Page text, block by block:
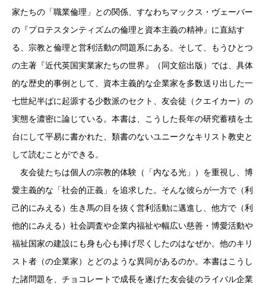
家たちの「職業倫理」との関係、すなわちマックス・ヴェーバー
の『プロテスタンティズムの倫理と資本主義の精神』に直結す
る、宗教と倫理と営利活動の問題系にある。そして、もうひとつ
の主著『近代英国実業家たちの世界』（同文舘出版）では、具体
的な歴史的事例として、資本主義的な企業家を多数送り出した一
七世紀半ばに起源する少数派のセクト、友会徒（クエイカー）の
実態を濃密に論じている。本書は、こうした長年の研究蓄積を土
台にして平易に書かれた、類書のないユニークなキリスト教史と
して読むことができる。
友会徒たちは個人の宗教的体験（「内なる光」）を重視し、博
愛主義的な「社会的正義」を追求した。そんな彼らが一方で（利
己的にみえる）生き馬の目を抜く営利活動に邁進し、他方で（利
他的にみえる）社会調査や企業内福祉や幅広い慈善・博愛活動や
福祉国家の建設にも身も心も捧げ尽くしたのはなぜか。他のキリ
スト者（の企業家）とどのような異同があるのか。本書はこうし
た諸問題を、チョコレートで成長を遂げた友会徒のライバル企業